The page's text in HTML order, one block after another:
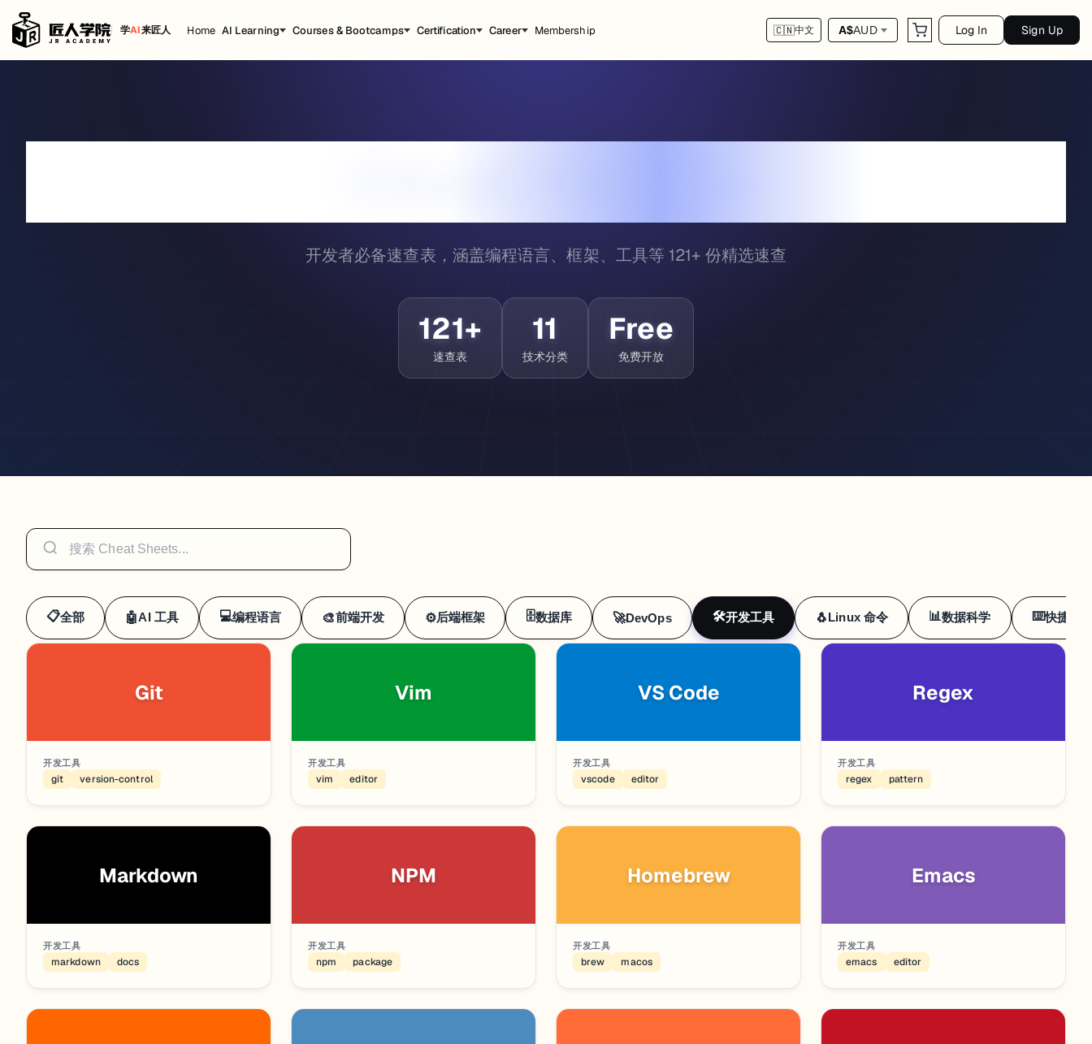
学AI来匠人 Home AI Learning Courses & Bootcamps Certification Career Membership 🇨🇳中文 A$AUD Log In Sign Up
开发者必备速查表，涵盖编程语言、框架、工具等 121+ 份精选速查
121+
速查表
11
技术分类
Free
免费开放
📋全部 🤖AI 工具 💻编程语言 🎨前端开发 ⚙️后端框架 🗄️数据库 🚀DevOps 🛠️开发工具 🐧Linux 命令 📊数据科学 ⌨️快捷键
Git
开发工具
git version-control
Vim
开发工具
vim editor
VS Code
开发工具
vscode editor
Regex
开发工具
regex pattern
Markdown
开发工具
markdown docs
NPM
开发工具
npm package
Homebrew
开发工具
brew macos
Emacs
开发工具
emacs editor